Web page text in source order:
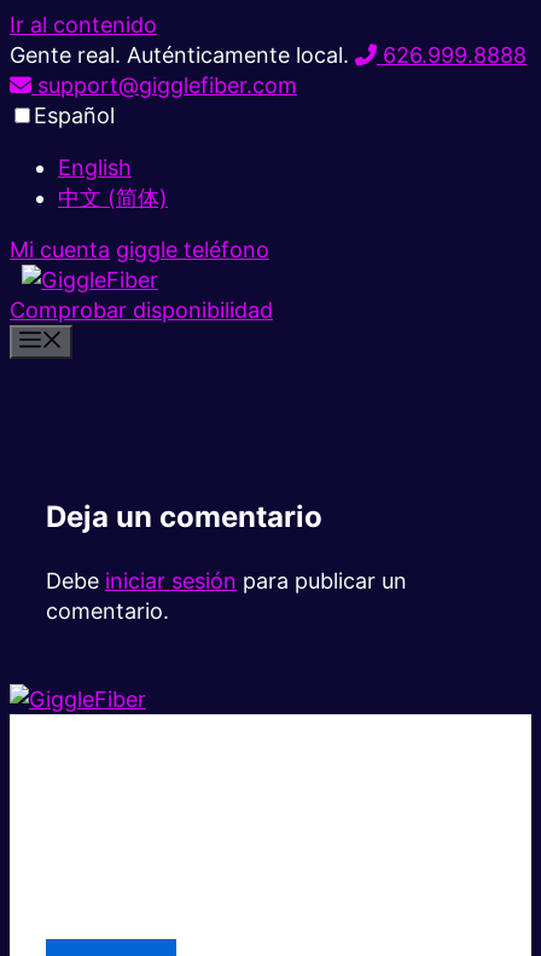
Ir al contenido
Gente real. Auténticamente local.
626.999.8888
support@gigglefiber.com
Español
English
中文 (简体)
Mi cuenta giggle teléfono
Comprobar disponibilidad
Deja un comentario
Debe iniciar sesión para publicar un
comentario.